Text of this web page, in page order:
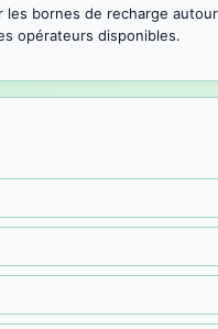
les bornes de recharge
opérateurs disponibles.